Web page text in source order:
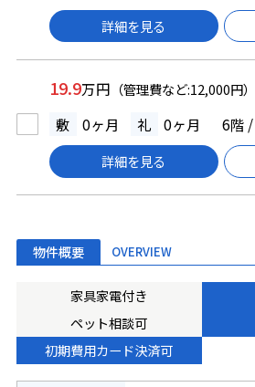
詳細を見る
19.9万円 （管理費など:12,000円）
敷 0ヶ月 礼 0ヶ月 6階
詳細を見る
物件概要 OVERVIEW
家具家電付き
ペット相談可
初期費用カード決済可